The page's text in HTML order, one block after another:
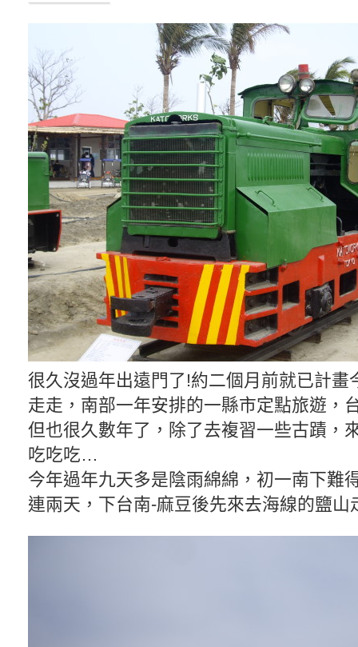
很久沒過年出遠門了!約二個月前就已計畫
走走，南部一年安排的一縣市定點旅遊，
但也很久數年了，除了去複習一些古蹟，
吃吃吃…
今年過年九天多是陰雨綿綿，初一南下難
連兩天，下台南-麻豆後先來去海線的鹽山